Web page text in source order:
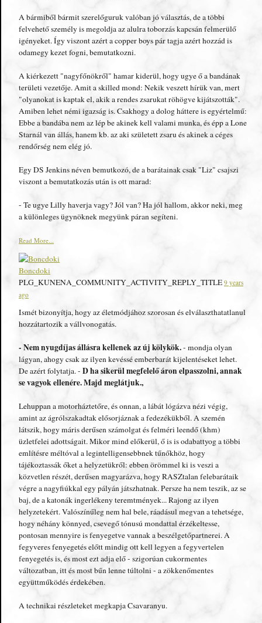
A bármiből bármit szerelőguruk valóban jó választás, de a többi
felvehető személy is megoldja az alulra toborzás kapcsán felmerülő
igényeket. Így viszont azért a copper boys pár tagja azért hozzád is
odamegy kezet fogni, bemutatkozni.
A kiérkezett "nagyfőnökről" hamar kiderül, hogy ugye ő a bandának
területi vezetője. Amit a skilled mond: Nekik veszett hírük van, mert
"olyanokat is kaptak el, akik a rendes zsarukat röhögve kijátszották".
Amiben lehet némi igazság is. Csakhogy a dolog háttere is egyértelmű:
Ebbe a bandába nem az lép be akinek kell valami munka, és épp a Lone
Starnál van állás, hanem kb. az aki született zsaru és akinek a céges
rendőrség nem elég jó.
Egy DS Jenkins néven bemutkozó, de a barátainak csak "Liz" csajszi
viszont a bemutatkozás után is ott marad:
- Te ugye Lilly haverja vagy? Jól van? Ha jól hallom, akkor neki, meg
a különleges ügynöknek megyünk páran segíteni.
Read More...
Boncdoki
PLG_KUNENA_COMMUNITY_ACTIVITY_REPLY_TITLE 9 years
ago
Ismét bizonyítja, hogy az életmódjához szorosan és elválaszthatatlanul
hozzátartozik a vállvonogatás.
- Nem nyugdíjas állásra kellenek az új kölykök.- mondja olyan
lágyan, ahogy csak az ilyen kevéssé emberbarát kijelentéseket lehet.
De azért folytatja. - D ha sikerül megfelelő áron elpasszolni, annak
se vagyok ellenére. Majd meglátjuk.,
Lehuppan a motorháztetőre, és onnan, a lábát lógázva nézi végig,
amint az ágrólszakadtak elősorjáznak a fedezékükből. A szemén
látszik, hogy máris derűsen számolgat és felméri leendő (khm)
üzletfelei adottságait. Mikor mind előkerül, ő is is odabattyog a többi
említésre méltóval a legintelligensebbnek tűnőkhöz, hogy
tájékoztassák őket a helyzetükről: ebben örömmel ki is veszi a
közvetlen részét, derűsen magyarázva, hogy RASZtalan felebarátaik
végre a nagyfiúkkal egy pályán játszhatnak. Persze ha nem teszik, az se
baj, de a katonák ingerlékeny teremtmények... Rajong az ilyen
helyzetekért. Valószínűleg nem hal bele, ráadásul megvan a tehetsége,
hogy néhány könnyed, csevegő tónusú mondattal érzékeltesse,
pontosan mennyire is fenyegetve vannak a beszélgetőpartnerei. A
fegyveres fenyegetés előtt mindig ott kell legyen a fegyvertelen
fenyegetés is, és most ezt adja elő - szigorúan cukormentes
változatban, itt és most bűn lenne túltolni - a zökkenőmentes
együttműködés érdekében.
A technikai részleteket megkapja Csavaranyu.